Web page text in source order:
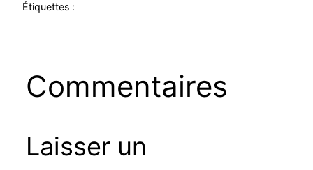
Étiquettes :
Commentaires
Laisser un